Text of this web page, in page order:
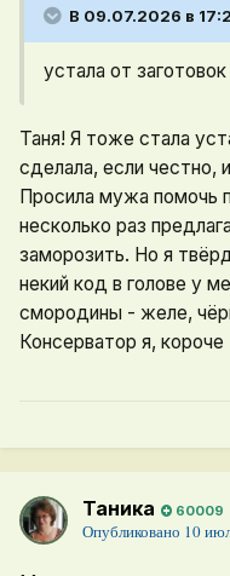
В 09.07.2026 в
устала от
Таня! Я тоже стала
сделала, если честно,
Просила мужа помочь
несколько раз
заморозить. Но я
некий код в голове у
смородины - желе,
Консерватор я, короче
Таника 60009
Опубликовано 10